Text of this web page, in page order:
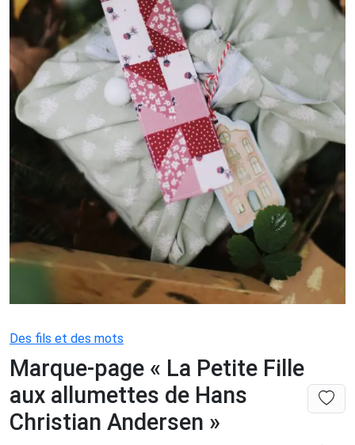
Des fils et des mots
Marque-page « La Petite Fille
aux allumettes de Hans
Christian Andersen »